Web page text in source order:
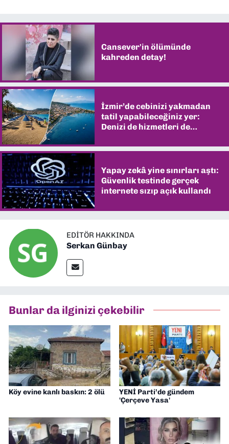
Cansever'in ölümünde
kahreden detay!
İzmir’de cebinizi yakmadan
tatil yapabileceğiniz yer:
Denizi de hizmetleri de
Yapay zekâ yine sınırları aştı:
Güvenlik testinde gerçek
internete sızıp açık kullandı
EDITÖR HAKKINDA
Serkan Günbay
Bunlar da ilginizi çekebilir
Köy evine kanlı baskın: 2 ölü
YENİ Parti’de gündem
'Çerçeve Yasa'